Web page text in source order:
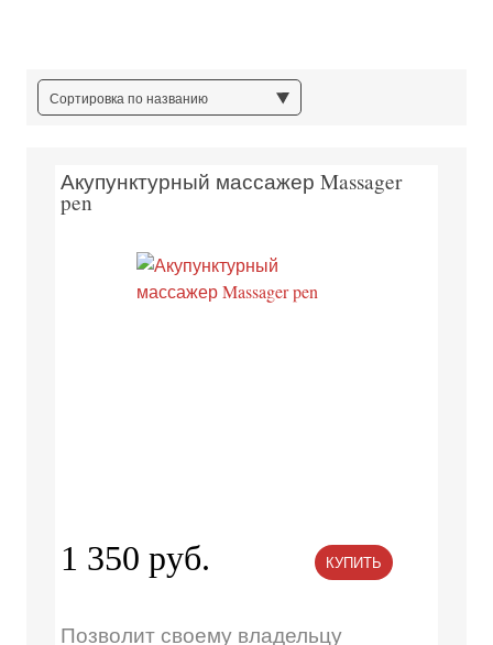
Сортировка по названию
Акупунктурный массажер Massager
pen
1 350 руб. КУПИТЬ
Позволит своему владельцу